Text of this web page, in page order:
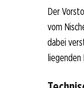
Der
vom
dabei